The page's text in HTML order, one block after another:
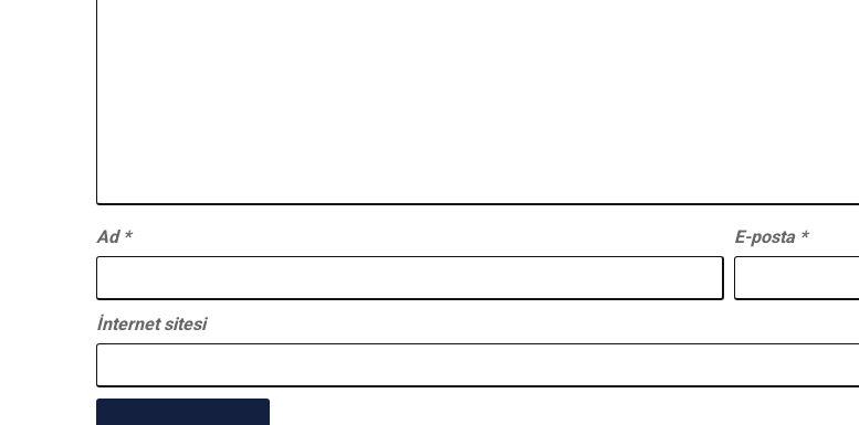
Ad * E-posta *
İnternet sitesi